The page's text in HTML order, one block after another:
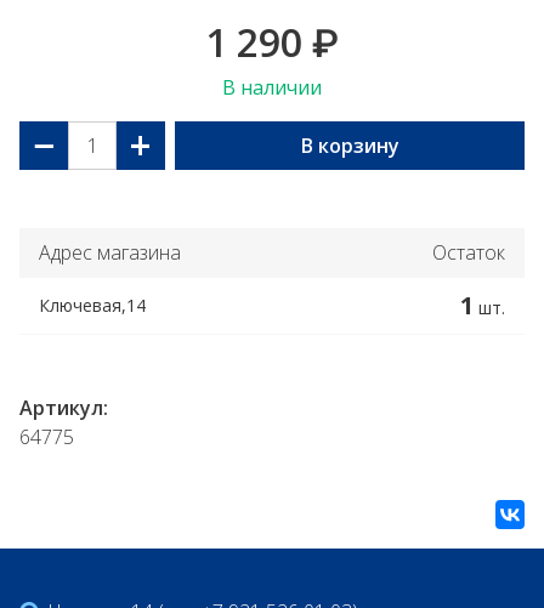
1 290 ₽
В наличии
− + В корзину
Адрес магазина Остаток
Ключевая,14 1 шт.
Артикул:
64775